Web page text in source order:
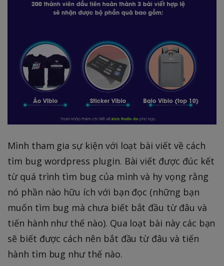
Mình tham gia sự kiện với loạt bài viết về cách
tìm bug wordpress plugin. Bài viết được đúc kết
từ quá trình tìm bug của mình và hy vọng rằng
nó phần nào hữu ích với bạn đọc (những bạn
muốn tìm bug mà chưa biết bắt đầu từ đâu và
tiến hành như thế nào). Qua loạt bài này các bạn
sẽ biết được cách nên bắt đầu từ đâu và tiến
hành tìm bug như thế nào.